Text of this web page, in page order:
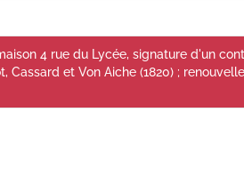
4 rue du Lycée, signature d'un
Cassard et Von Aiche (1820) ;